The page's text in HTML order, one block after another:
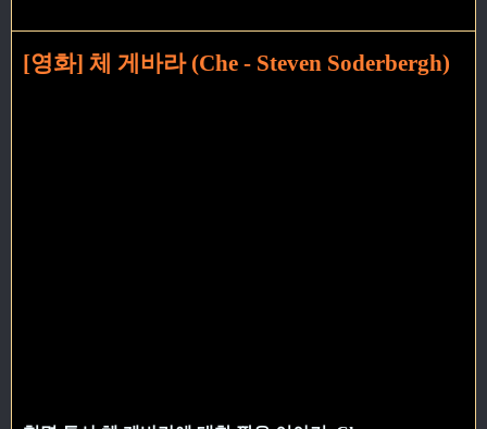
[영화] 체 게바라 (Che - Steven Soderbergh)